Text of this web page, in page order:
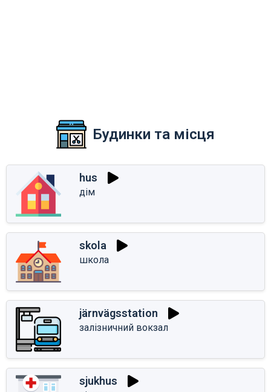
Будинки та місця
hus
дім
skola
школа
järnvägsstation
залізничний вокзал
sjukhus